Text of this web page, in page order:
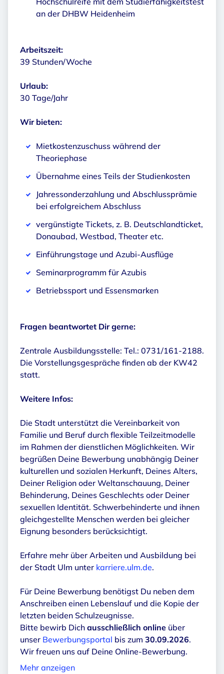
an der DHBW Heidenheim
Arbeitszeit:
39 Stunden/Woche
Urlaub:
30 Tage/Jahr
Wir bieten:
Mietkostenzuschuss während der
Theoriephase
Übernahme eines Teils der Studienkosten
Jahressonderzahlung und Abschlussprämie
bei erfolgreichem Abschluss
vergünstigte Tickets, z. B. Deutschlandticket,
Donaubad, Westbad, Theater etc.
Einführungstage und Azubi-Ausflüge
Seminarprogramm für Azubis
Betriebssport und Essensmarken
Fragen beantwortet Dir gerne:
Zentrale Ausbildungsstelle: Tel.: 0731/161-2188.
Die Vorstellungsgespräche finden ab der KW42
statt.
Weitere Infos:
Die Stadt unterstützt die Vereinbarkeit von
Familie und Beruf durch flexible Teilzeitmodelle
im Rahmen der dienstlichen Möglichkeiten. Wir
begrüßen Deine Bewerbung unabhängig Deiner
kulturellen und sozialen Herkunft, Deines Alters,
Deiner Religion oder Weltanschauung, Deiner
Behinderung, Deines Geschlechts oder Deiner
sexuellen Identität. Schwerbehinderte und ihnen
gleichgestellte Menschen werden bei gleicher
Eignung besonders berücksichtigt.
Erfahre mehr über Arbeiten und Ausbildung bei
der Stadt Ulm unter karriere.ulm.de.
Für Deine Bewerbung benötigst Du neben dem
Anschreiben einen Lebenslauf und die Kopie der
letzten beiden Schulzeugnisse.
Bitte bewirb Dich ausschließlich online über
unser Bewerbungsportal bis zum 30.09.2026.
Wir freuen uns auf Deine Online-Bewerbung.
Mehr anzeigen